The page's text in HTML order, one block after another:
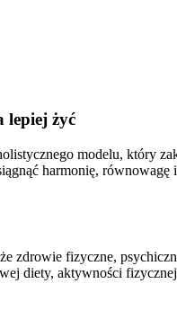
lepiej żyć
modelu, który
harmonię,
zdrowie fizyczne,
diety, aktywności